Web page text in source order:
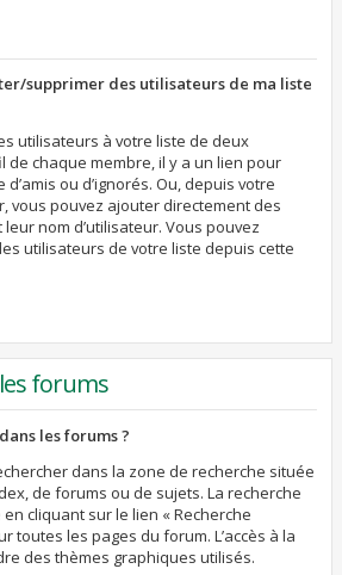
supprimer des utilisateurs de ma liste
utilisateurs à votre liste de deux
de chaque membre, il y a un lien pour
ou d’ignorés. Ou, depuis votre
vous pouvez ajouter directement des
nom d’utilisateur. Vous pouvez
utilisateurs de votre liste depuis cette
forums
les forums ?
dans la zone de recherche située
de forums ou de sujets. La recherche
cliquant sur le lien « Recherche
toutes les pages du forum. L’accès à la
des thèmes graphiques utilisés.